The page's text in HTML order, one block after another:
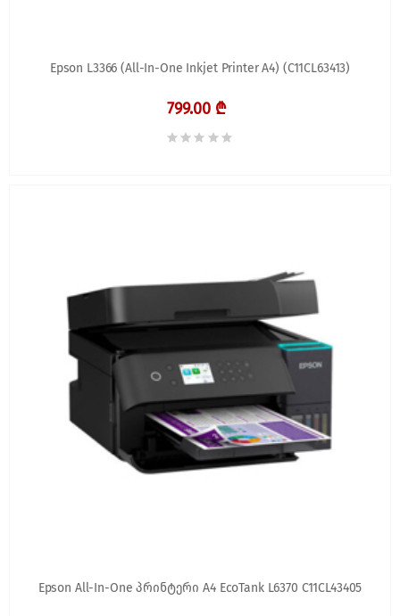
Epson L3366 (All-In-One Inkjet Printer A4) (C11CL63413)
799.00 ₾
Epson All-In-One პრინტერი A4 EcoTank L6370 C11CL43405